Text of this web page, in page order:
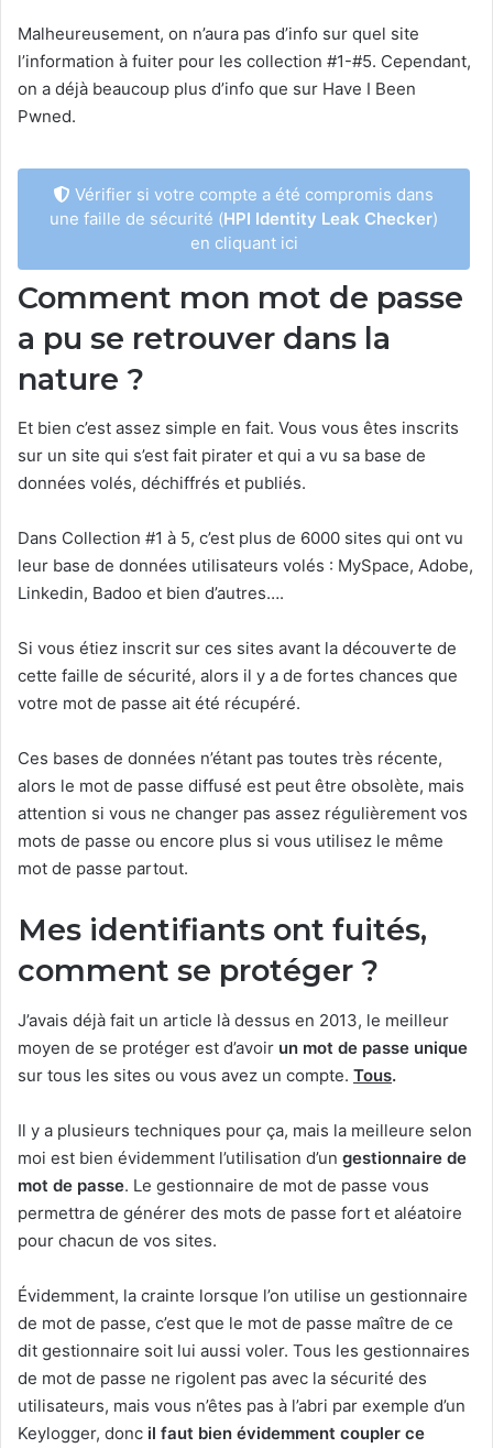
Malheureusement, on n’aura pas d’info sur quel site
l’information à fuiter pour les collection #1-#5. Cependant,
on a déjà beaucoup plus d’info que sur Have I Been
Pwned.
Vérifier si votre compte a été compromis dans
une faille de sécurité (HPI Identity Leak Checker)
en cliquant ici
Comment mon mot de passe
a pu se retrouver dans la
nature ?
Et bien c’est assez simple en fait. Vous vous êtes inscrits
sur un site qui s’est fait pirater et qui a vu sa base de
données volés, déchiffrés et publiés.
Dans Collection #1 à 5, c’est plus de 6000 sites qui ont vu
leur base de données utilisateurs volés : MySpace, Adobe,
Linkedin, Badoo et bien d’autres….
Si vous étiez inscrit sur ces sites avant la découverte de
cette faille de sécurité, alors il y a de fortes chances que
votre mot de passe ait été récupéré.
Ces bases de données n’étant pas toutes très récente,
alors le mot de passe diffusé est peut être obsolète, mais
attention si vous ne changer pas assez régulièrement vos
mots de passe ou encore plus si vous utilisez le même
mot de passe partout.
Mes identifiants ont fuités,
comment se protéger ?
J’avais déjà fait un article là dessus en 2013, le meilleur
moyen de se protéger est d’avoir un mot de passe unique
sur tous les sites ou vous avez un compte. Tous.
Il y a plusieurs techniques pour ça, mais la meilleure selon
moi est bien évidemment l’utilisation d’un gestionnaire de
mot de passe. Le gestionnaire de mot de passe vous
permettra de générer des mots de passe fort et aléatoire
pour chacun de vos sites.
Évidemment, la crainte lorsque l’on utilise un gestionnaire
de mot de passe, c’est que le mot de passe maître de ce
dit gestionnaire soit lui aussi voler. Tous les gestionnaires
de mot de passe ne rigolent pas avec la sécurité des
utilisateurs, mais vous n’êtes pas à l’abri par exemple d’un
Keylogger, donc il faut bien évidemment coupler ce